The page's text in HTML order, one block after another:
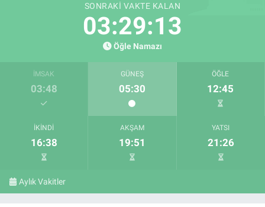
SONRAKI VAKTE KALAN
03:29:12
Öğle Namazı
İMSAK
03:48
GÜNEŞ
05:30
ÖĞLE
12:45
İKINDI
16:38
AKŞAM
19:51
YATSI
21:26
Aylık Vakitler